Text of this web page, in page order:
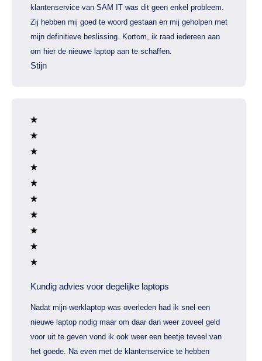
klantenservice van SAM IT was dit geen enkel probleem.
Zij hebben mij goed te woord gestaan en mij geholpen met
mijn definitieve beslissing. Kortom, ik raad iedereen aan
om hier de nieuwe laptop aan te schaffen.
Stijn
Kundig advies voor degelijke laptops
Nadat mijn werklaptop was overleden had ik snel een
nieuwe laptop nodig maar om daar dan weer zoveel geld
voor uit te geven vond ik ook weer een beetje teveel van
het goede. Na even met de klantenservice te hebben